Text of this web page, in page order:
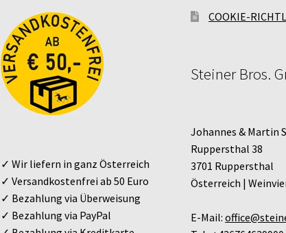
✓ Wir liefern in ganz Österreich
✓ Versandkostenfrei ab 50 Euro
✓ Bezahlung via Überweisung
✓ Bezahlung via PayPal
COOKIE-
Steiner Bros.
Johannes & Martin
Ruppersthal 38
3701 Ruppersthal
Österreich |
E-Mail: